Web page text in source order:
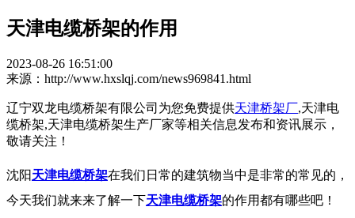
天津电缆桥架的作用
2023-08-26 16:51:00
来源：http://www.hxslqj.com/news969841.html
辽宁双龙电缆桥架有限公司为您免费提供天津桥架厂,天津电
缆桥架,天津电缆桥架生产厂家等相关信息发布和资讯展示，
敬请关注！
沈阳天津电缆桥架在我们日常的建筑物当中是非常的常见的，
今天我们就来来了解一下天津电缆桥架的作用都有哪些吧！